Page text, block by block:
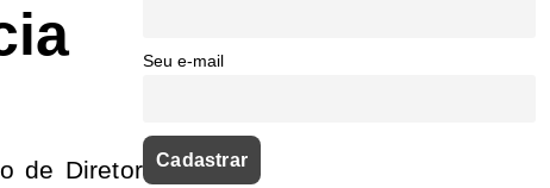
de Diretor
Seu e-mail